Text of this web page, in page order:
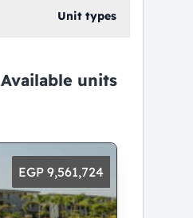
Unit types
Available units
9,561,724 EGP